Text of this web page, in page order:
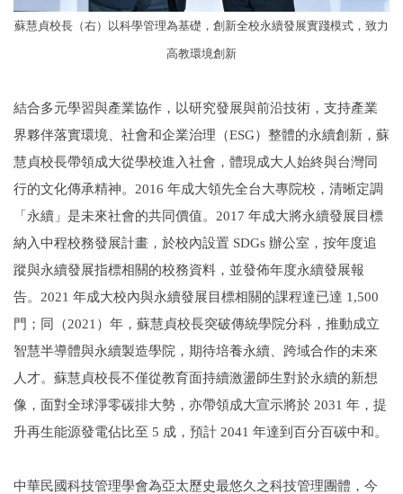
蘇慧貞校長（右）以科學管理為基礎，創新全校永續發展實踐模式，致力
高教環境創新
結合多元學習與產業協作，以研究發展與前沿技術，支持產業
界夥伴落實環境、社會和企業治理（ESG）整體的永續創新，蘇
慧貞校長帶領成大從學校進入社會，體現成大人始終與台灣同
行的文化傳承精神。2016 年成大領先全台大專院校，清晰定調
「永續」是未來社會的共同價值。2017 年成大將永續發展目標
納入中程校務發展計畫，於校內設置 SDGs 辦公室，按年度追
蹤與永續發展指標相關的校務資料，並發佈年度永續發展報
告。2021 年成大校內與永續發展目標相關的課程達已達 1,500
門；同（2021）年，蘇慧貞校長突破傳統學院分科，推動成立
智慧半導體與永續製造學院，期待培養永續、跨域合作的未來
人才。蘇慧貞校長不僅從教育面持續激盪師生對於永續的新想
像，面對全球淨零碳排大勢，亦帶領成大宣示將於 2031 年，提
升再生能源發電佔比至 5 成，預計 2041 年達到百分百碳中和。
中華民國科技管理學會為亞太歷史最悠久之科技管理團體，今